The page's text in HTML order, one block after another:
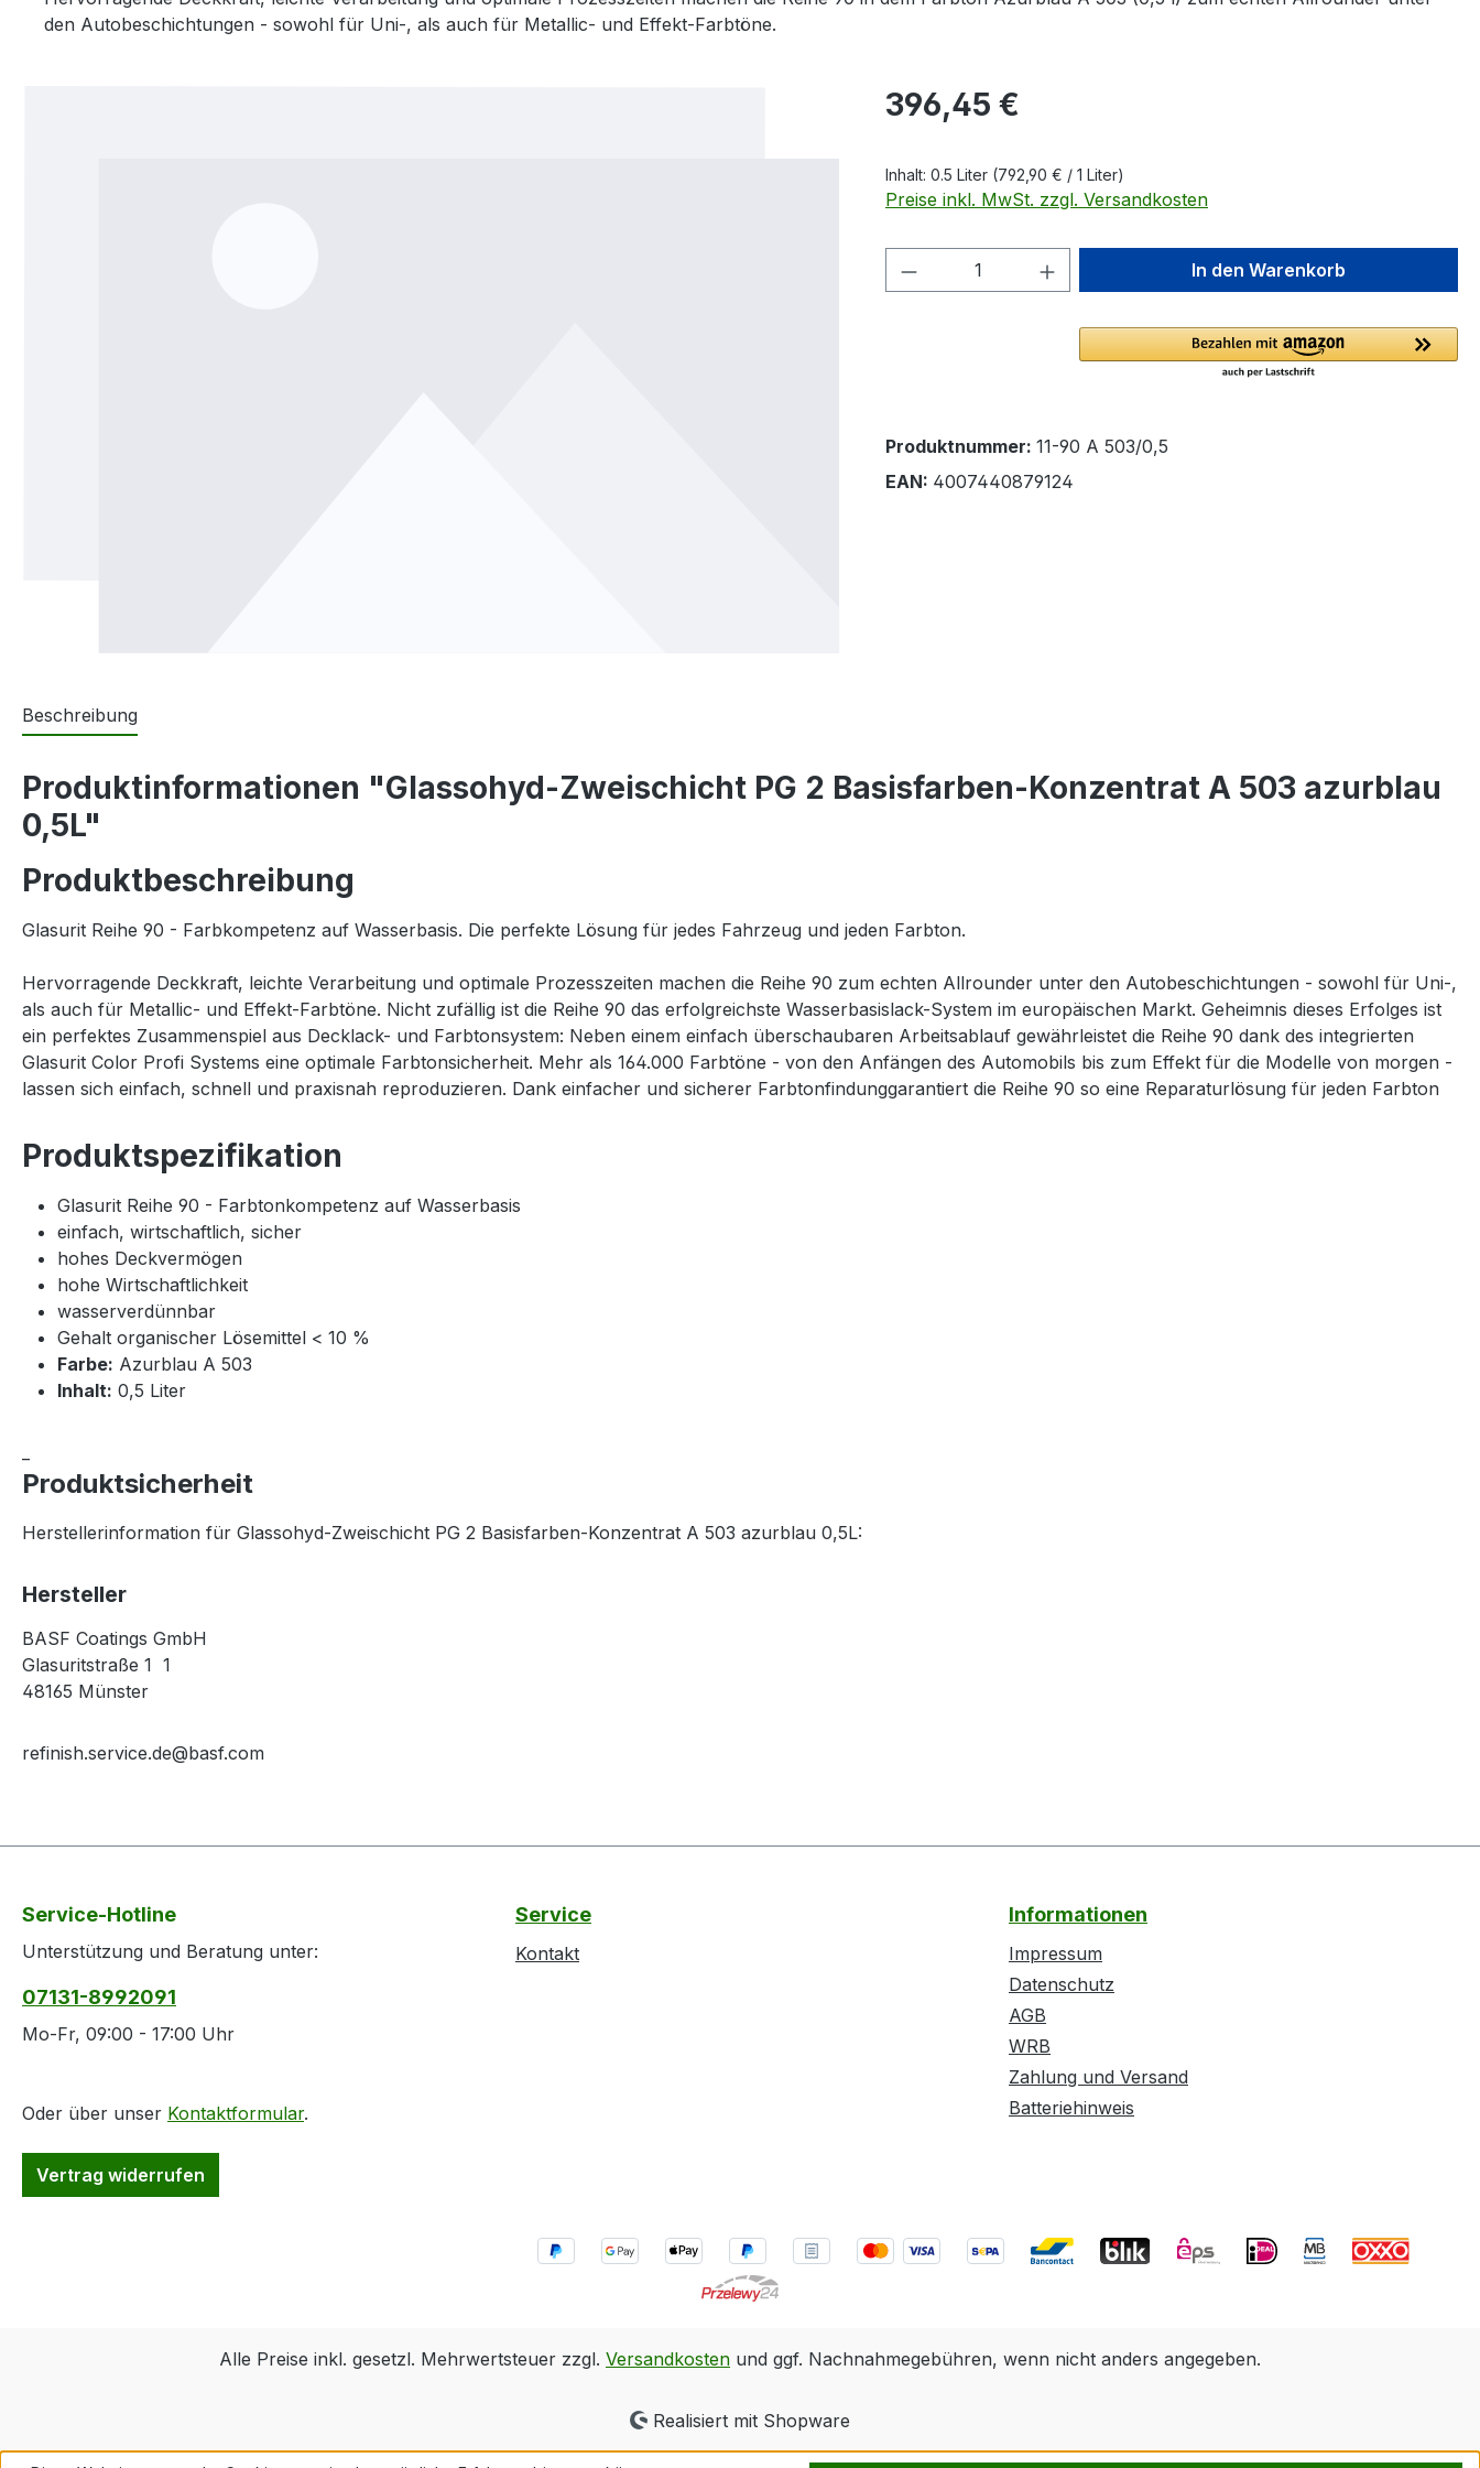
den Autobeschichtungen - sowohl für Uni-, als auch für Metallic- und Effekt-Farbtöne.
Regulärer Preis:
396,45 €
Inhalt: 0.5 Liter (792,90 € / 1 Liter)
Preise inkl. MwSt. zzgl. Versandkosten
Produkt Anzahl: Gib den gewünschten Wert
In den Warenkorb
Produktnummer: 11-90 A 503/0,5
EAN: 4007440879124
Beschreibung
Produktinformationen "Glassohyd-Zweischicht PG 2 Basisfarben-Konzentrat A 503 azurblau
0,5L"
Produktbeschreibung
Glasurit Reihe 90 - Farbkompetenz auf Wasserbasis. Die perfekte Lösung für jedes Fahrzeug und jeden Farbton.
Hervorragende Deckkraft, leichte Verarbeitung und optimale Prozesszeiten machen die Reihe 90 zum echten Allrounder unter den Autobeschichtungen - sowohl für Uni-,
als auch für Metallic- und Effekt-Farbtöne. Nicht zufällig ist die Reihe 90 das erfolgreichste Wasserbasislack-System im europäischen Markt. Geheimnis dieses Erfolges ist
ein perfektes Zusammenspiel aus Decklack- und Farbtonsystem: Neben einem einfach überschaubaren Arbeitsablauf gewährleistet die Reihe 90 dank des integrierten
Glasurit Color Profi Systems eine optimale Farbtonsicherheit. Mehr als 164.000 Farbtöne - von den Anfängen des Automobils bis zum Effekt für die Modelle von morgen -
lassen sich einfach, schnell und praxisnah reproduzieren. Dank einfacher und sicherer Farbtonfindunggarantiert die Reihe 90 so eine Reparaturlösung für jeden Farbton
Produktspezifikation
Glasurit Reihe 90 - Farbtonkompetenz auf Wasserbasis
einfach, wirtschaftlich, sicher
hohes Deckvermögen
hohe Wirtschaftlichkeit
wasserverdünnbar
Gehalt organischer Lösemittel < 10 %
Farbe: Azurblau A 503
Inhalt: 0,5 Liter
Produktsicherheit
Herstellerinformation für Glassohyd-Zweischicht PG 2 Basisfarben-Konzentrat A 503 azurblau 0,5L:
Hersteller
BASF Coatings GmbH
Glasuritstraße 1 1
48165 Münster
refinish.service.de@basf.com
Service-Hotline
Unterstützung und Beratung unter:
07131-8992091
Mo-Fr, 09:00 - 17:00 Uhr
Oder über unser Kontaktformular.
Vertrag widerrufen
Service
Kontakt
Informationen
Impressum
Datenschutz
AGB
WRB
Zahlung und Versand
Batteriehinweis
Alle Preise inkl. gesetzl. Mehrwertsteuer zzgl. Versandkosten und ggf. Nachnahmegebühren, wenn nicht anders angegeben.
Realisiert mit Shopware